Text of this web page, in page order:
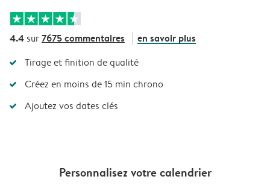
4.4 sur7675 commentaires en savoir plus
Tirage et finition de qualité
Créez en moins de 15 min chrono
Ajoutez vos dates clés
Personnalisez votre calendrier